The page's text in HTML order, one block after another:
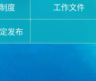
度 工作文件
发布